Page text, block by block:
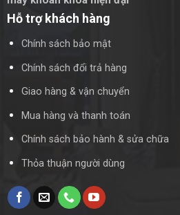
Hỗ trợ khách hàng
Chính sách bảo mật
Chính sách đổi trả hàng
Giao hàng & vận chuyển
Mua hàng và thanh toán
Chính sách bảo hành & sửa chữa
Thỏa thuận người dùng